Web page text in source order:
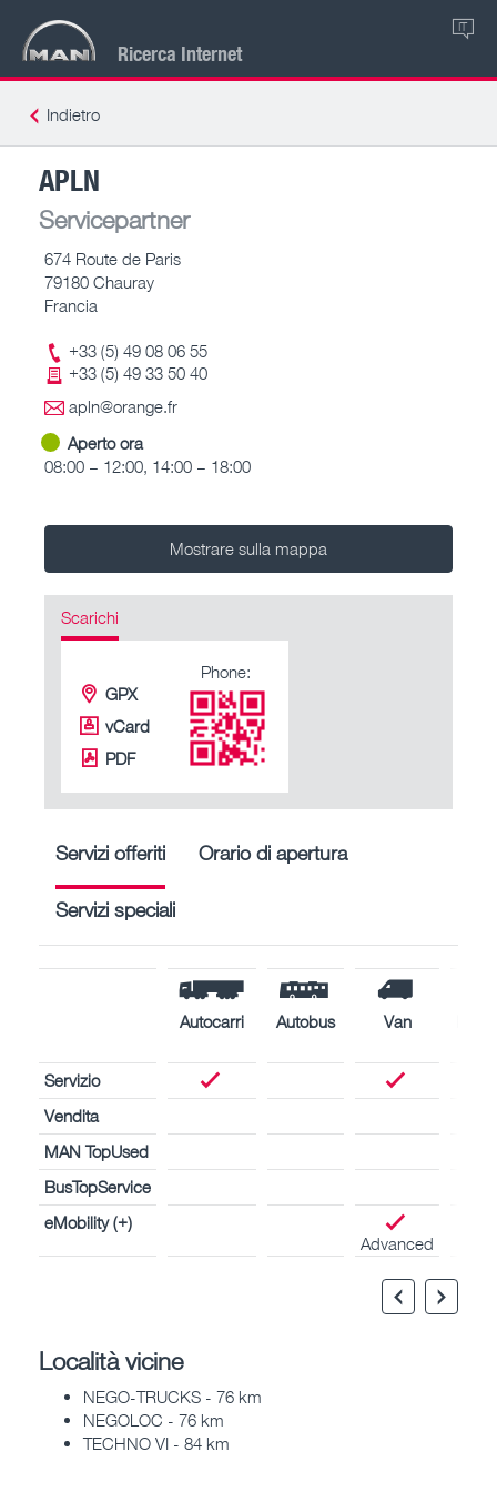
Ricerca Internet
IT
Indietro
APLN
Servicepartner
674 Route de Paris
79180 Chauray
Francia
+33 (5) 49 08 06 55
+33 (5) 49 33 50 40
apln@orange.fr
Aperto ora
08:00 – 12:00, 14:00 – 18:00
Mostrare sulla mappa
Scarichi
GPX
vCard
PDF
Phone:
Servizi offeriti Orario di apertura
Servizi speciali
Autocarri Autobus Van
Servizio
Vendita
MAN TopUsed
BusTopService
eMobility (+)
Advanced
Località vicine
NEGO-TRUCKS - 76 km
NEGOLOC - 76 km
TECHNO VI - 84 km